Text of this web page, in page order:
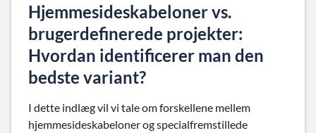
Hjemmesideskabeloner vs.
brugerdefinerede projekter:
Hvordan identificerer man den
bedste variant?
I dette indlæg vil vi tale om forskellene mellem
hjemmesideskabeloner og specialfremstillede